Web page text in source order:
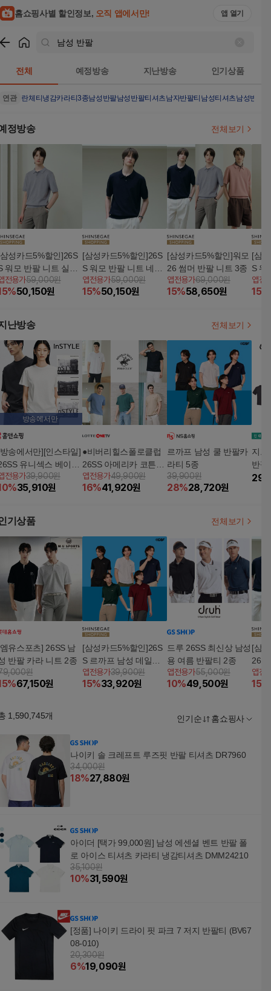
홈쇼핑사별 할인정보, 오직 앱에서만! 앱 열기
전체 예정방송 지난방송 인기상품
연관 란체티냉감카라티3종남성반팔남성반팔티셔츠남자반팔티 남성티셔츠남성반팔티
정방송 전체보기
성카드5%할인]26S
워모 반팔 니트 실버
종
전용가59,000원
%50,150원
[삼성카드5%할인]26S
S 워모 반팔 니트 네이
비 1종
앱전용가59,000원
15%50,150원
[삼성카드5%할인]워모
26 썸머 반팔 니트 3종
앱전용가69,000원
15%58,650원
[삼
S 워
핑크
앱전
15
난방송 전체보기
방송에서만
송에서만][인스타일]
유니섹스 베이직
센셜 티셔츠 9종
전용가39,900원
%35,910원
●비버리힐스폴로클럽
26SS 아메리카 코튼10
0 썸머컬렉션 남성 반
팔티셔츠 5종
앱전용가49,900원
16%41,920원
르까프 남성 쿨 반팔카
라티 5종
39,900원
28%28,720원
지프
반팔
기상품 전체보기
유스포츠] 26SS 남
반팔 카라 니트 2종
원
%67,150원
[삼성카드5%할인]26S
S 르까프 남성 데일리
쿨 반팔카라티 5종
앱전용가39,900원
15%33,920원
드루 26SS 최신상 남성
용 여름 반팔티 2종
앱전용가55,000원
10%49,500원
[삼
26
앱전
15
1,590,745개 인기순 홈쇼핑사
나이키 솔 크레프트 루즈핏 반팔 티셔츠 DR7960
34,000원
18%27,880원
아이더 [택가 99,000원] 남성 에센셜 벤트 반팔 폴
로 아이스 티셔츠 카라티 냉감티셔츠 DMM24210
35,100원
10%31,590원
[정품] 나이키 드라이 핏 파크 7 저지 반팔티 (BV67
08-010)
20,300원
6%19,090원
남성 반팔 검색결과 | 홈쇼핑모아